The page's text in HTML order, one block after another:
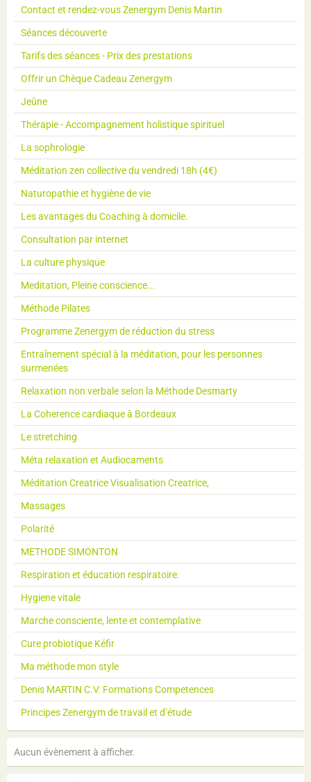
Contact et rendez-vous Zenergym Denis Martin
Séances découverte
Tarifs des séances - Prix des prestations
Offrir un Chèque Cadeau Zenergym
Jeûne
Thérapie - Accompagnement holistique spirituel
La sophrologie
Méditation zen collective du vendredi 18h (4€)
Naturopathie et hygiène de vie
Les avantages du Coaching à domicile.
Consultation par internet
La culture physique
Meditation, Pleine conscience...
Méthode Pilates
Programme Zenergym de réduction du stress
Entraînement spécial à la méditation, pour les personnes
surmenées
Relaxation non verbale selon la Méthode Desmarty
La Coherence cardiaque à Bordeaux
Le stretching
Méta relaxation et Audiocaments
Méditation Creatrice Visualisation Creatrice,
Massages
Polarité
METHODE SIMONTON
Respiration et éducation respiratoire.
Hygiene vitale
Marche consciente, lente et contemplative
Cure probiotique Kéfir
Ma méthode mon style
Denis MARTIN C.V. Formations Competences
Principes Zenergym de travail et d’étude
Aucun évènement à afficher.